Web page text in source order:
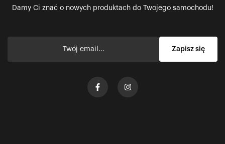
Damy Ci znać o nowych produktach do Twojego samochodu!